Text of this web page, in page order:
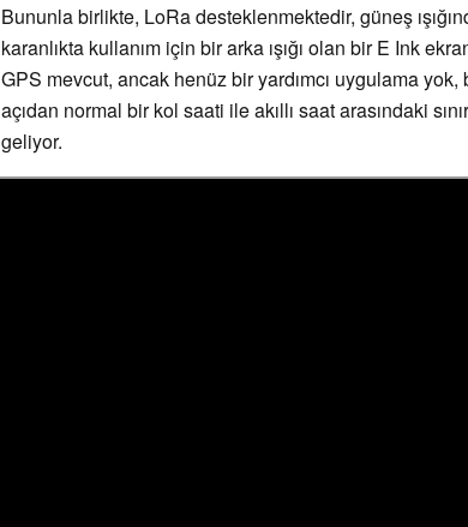
Bununla birlikte, LoRa desteklenmektedir, güneş
karanlıkta kullanım için bir arka ışığı olan bir E Ink
GPS mevcut, ancak henüz bir yardımcı uygulama
açıdan normal bir kol saati ile akıllı saat arasındaki
geliyor.